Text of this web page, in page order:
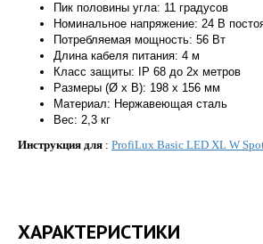
Пик половины угла: 11 градусов
Номинальное напряжение: 24 В
Потребляемая мощность: 56 Вт
Длина кабеля питания: 4 м
Класс защиты: IP 68 до 2х метров
Размеры (Ø х В): 198 х 156 мм
Материал: Нержавеющая сталь
Вес: 2,3 кг
Инструкция для : ProfiLux Basic LED XL W
ХАРАКТЕРИСТИКИ